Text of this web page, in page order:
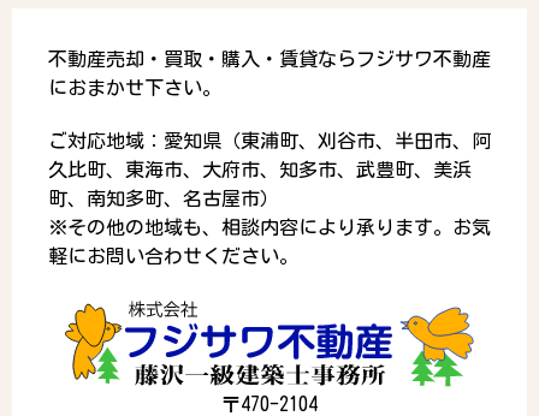
不動産売却・買取・購入・賃貸ならフジサワ不動産
におまかせ下さい。
ご対応地域：愛知県（東浦町、刈谷市、半田市、阿
久比町、東海市、大府市、知多市、武豊町、美浜
町、南知多町、名古屋市）
※その他の地域も、相談内容により承ります。お気
軽にお問い合わせください。
〒470-2104